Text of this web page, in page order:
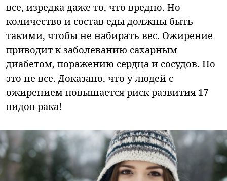
все, изредка даже то, что вредно. Но
количество и состав еды должны быть
такими, чтобы не набирать вес. Ожирение
приводит к заболеванию сахарным
диабетом, поражению сердца и сосудов. Но
это не все. Доказано, что у людей с
ожирением повышается риск развития 17
видов рака!